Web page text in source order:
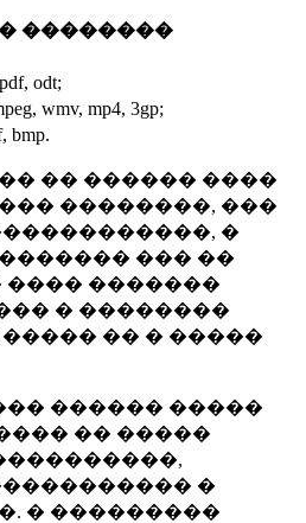
��������
odt;
wmv, mp4, 3gp;
bmp.
�� ������ ����
��������, ���
�
��� ��
���� �������
� ��������
�� � �����
������ �����
�� �����
�
� ���������